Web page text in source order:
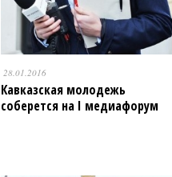
28.01.2016
Кавказская молодежь
соберется на I медиафорум